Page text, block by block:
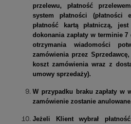
przelewu, płatność
system płatności (płatności
płatność kartą płatniczą,
dokonania zapłaty w terminie
otrzymania wiadomości
zamówienia przez
koszt zamówienia wraz z
umowy sprzedaży).
W przypadku braku zapłaty w
zamówienie zostanie
Jeżeli Klient wybrał